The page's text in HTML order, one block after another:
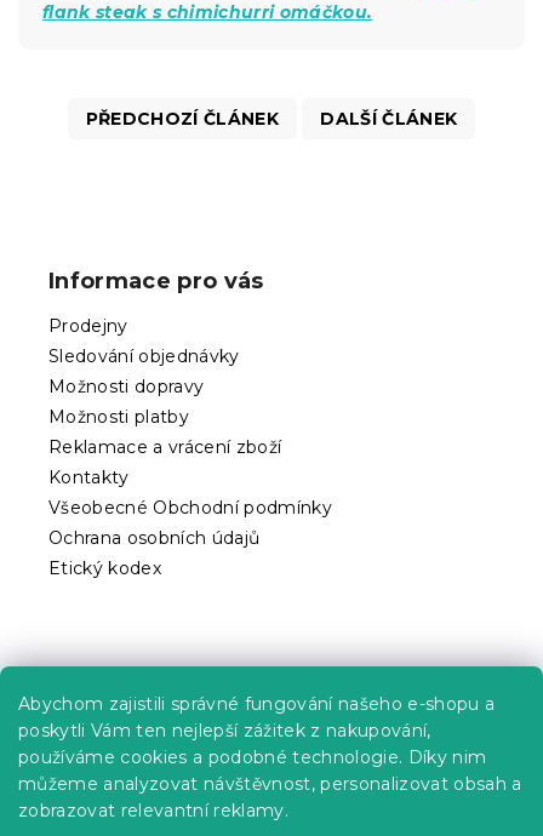
Abychom zajistili správné fungování našeho e-shopu a
poskytli Vám ten nejlepší zážitek z nakupování,
používáme cookies a podobné technologie. Díky nim
můžeme analyzovat návštěvnost, personalizovat obsah a
zobrazovat relevantní reklamy.
flank steak s chimichurri omáčkou.
PŘEDCHOZÍ ČLÁNEK DALŠÍ ČLÁNEK
Informace pro vás
Prodejny
Sledování objednávky
Možnosti dopravy
Možnosti platby
Reklamace a vrácení zboží
Kontakty
Všeobecné Obchodní podmínky
Ochrana osobních údajů
Etický kodex
Kariéra
Poptávky a B2B spolupráce
Proč se u nás registrovat?